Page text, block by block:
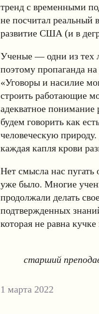
тренд с временными
не посчитал реальный
развитие США (и в
Ученые — одни из тех
поэтому пропаганда
«Уговоры и насилие
строить работающие
адекватное
будем говорить как
человеческую
каждая капля крови
Нет смысла нас пугать
уже было. Многие
продолжали делать
подтвержденных
которая не равна
старший
1 марта 2022